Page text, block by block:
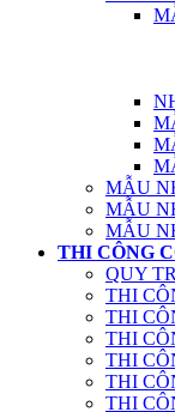
MẪU
MẪU
MẪU
THI CÔNG
QUY
THI
THI
THI
THI
THI
THI